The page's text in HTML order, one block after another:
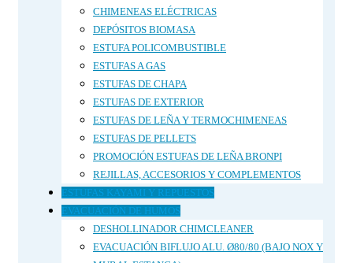
CHIMENEAS ELÉCTRICAS
DEPÓSITOS BIOMASA
ESTUFA POLICOMBUSTIBLE
ESTUFAS A GAS
ESTUFAS DE CHAPA
ESTUFAS DE EXTERIOR
ESTUFAS DE LEÑA Y TERMOCHIMENEAS
ESTUFAS DE PELLETS
PROMOCIÓN ESTUFAS DE LEÑA BRONPI
REJILLAS, ACCESORIOS Y COMPLEMENTOS
ESTUFAS KAYAMI Y REPUESTOS
EVACUACIÓN DE HUMOS
DESHOLLINADOR CHIMCLEANER
EVACUACIÓN BIFLUJO ALU. Ø80/80 (BAJO NOX Y